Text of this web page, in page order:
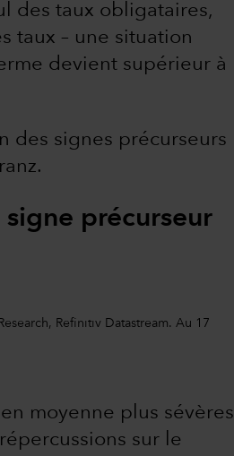
des taux obligataires,
taux – une situation
devient supérieur à
des signes précurseurs
signe précurseur
Refinitiv Datastream. Au 17
moyenne plus sévères
sur le